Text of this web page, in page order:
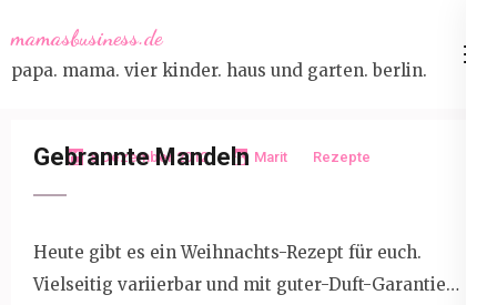
to
content
Enter)
mamasbusiness.de
papa. mama. vier kinder. haus und garten. berlin.
8 Dezember 2012 Marit Rezepte
Gebrannte Mandeln
Heute gibt es ein Weihnachts-Rezept für euch.
Vielseitig variierbar und mit guter-Duft-Garantie…